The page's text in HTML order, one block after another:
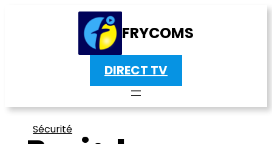
FRYCOMS
DIRECT TV
Sécurité